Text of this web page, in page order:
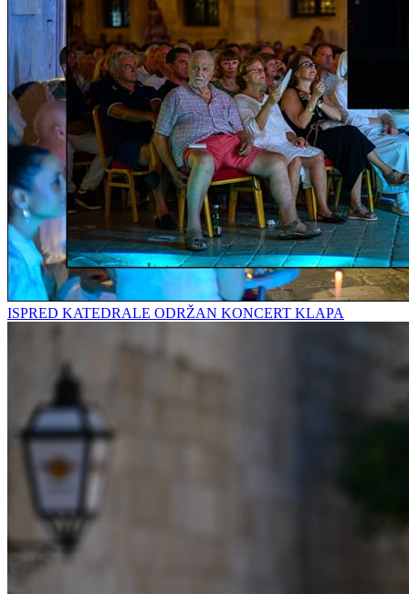
ISPRED KATEDRALE ODRŽAN KONCERT KLAPA